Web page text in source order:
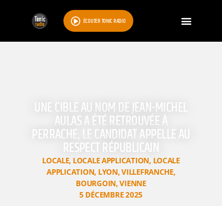
ÉCOUTER TONIC RADIO
UNE CIBLE AU NOM DE JEAN-MICHEL
AULAS A ÉTÉ RETROUVÉE À
PERRACHE, LE CANDIDAT APPELLE AU
RESPECT RÉPUBLICAIN
LOCALE, LOCALE APPLICATION, LOCALE
APPLICATION, LYON,VILLEFRANCHE,
BOURGOIN,VIENNE
5 DÉCEMBRE 2025